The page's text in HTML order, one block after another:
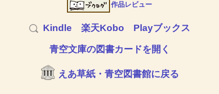
作品レビュー
Kindle 楽天Kobo Playブックス
青空文庫の図書カードを開く
えあ草紙・青空図書館に戻る